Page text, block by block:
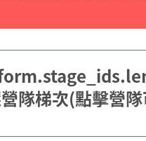
隊梯次(點擊營